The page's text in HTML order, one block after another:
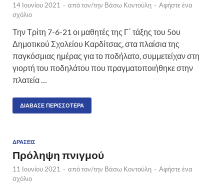
14 Ιουνίου 2021 - από τον/την Βάσω Κοντούλη - Αφήστε ένα
σχόλιο
Την Τρίτη 7-6-21 οι μαθητές της Γ΄ τάξης του 5ου
Δημοτικού Σχολείου Καρδίτσας, στα πλαίσια της
παγκόσμιας ημέρας για το ποδήλατο, συμμετείχαν στη
γιορτή του ποδηλάτου που πραγματοποιήθηκε στην
πλατεία …
ΔΙΆΒΑΣΕ ΠΕΡΙΣΣΌΤΕΡΑ
ΔΡΆΣΕΙΣ
Πρόληψη πνιγμού
11 Ιουνίου 2021 - από τον/την Βάσω Κοντούλη - Αφήστε ένα
σχόλιο